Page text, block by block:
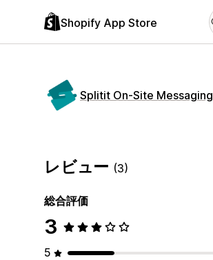
Shopify App Store
Splitit On‑Site Messaging
レビュー (3)
総合評価
3
5